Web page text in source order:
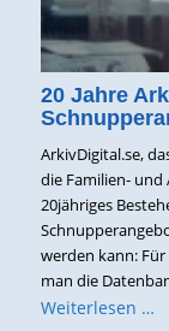
20 Jahre
ArkivDigital.se,
die Familien- und
20jähriges
werden kann: Für
man die
Weiterlesen …